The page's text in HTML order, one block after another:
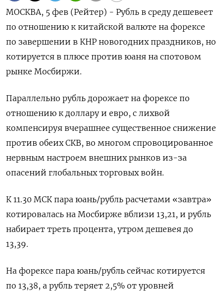
МОСКВА, 5 фев (Рейтер) - Рубль в среду дешевеет
по отношению к китайской валюте на форексе
по завершении в КНР новогодних праздников, но
котируется в плюсе против юаня на спотовом
рынке Мосбиржи.
Параллельно рубль дорожает на форексе по
отношению к доллару и евро, с лихвой
компенсируя вчерашнее существенное снижение
против обеих СКВ, во многом спровоцированное
нервным настроем внешних рынков из-за
опасений глобальных торговых войн.
К 11.30 МСК пара юань/рубль расчетами «завтра»
котировалась на Мосбирже вблизи 13,21, и рубль
набирает треть процента, утром дешевея до
13,39.
На форексе пара юань/рубль сейчас котируется
по 13,38, а рубль теряет 2,5% от уровней